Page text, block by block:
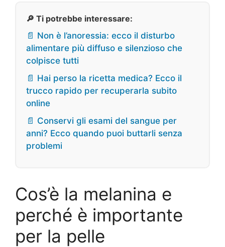
🔎 Ti potrebbe interessare:
📄 Non è l’anoressia: ecco il disturbo
alimentare più diffuso e silenzioso che
colpisce tutti
📄 Hai perso la ricetta medica? Ecco il
trucco rapido per recuperarla subito
online
📄 Conservi gli esami del sangue per
anni? Ecco quando puoi buttarli senza
problemi
Cos’è la melanina e
perché è importante
per la pelle